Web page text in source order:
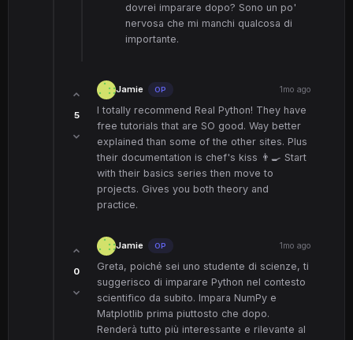
dovrei imparare dopo? Sono un po'
nervosa che mi manchi qualcosa di
importante.
5
Jamie OP 1mo ago
I totally recommend Real Python! They have
free tutorials that are SO good. Way better
explained than some of the other sites. Plus
their documentation is chef's kiss 👨‍🍳 Start
with their basics series then move to
projects. Gives you both theory and
practice.
0
Jamie OP 1mo ago
Greta, poiché sei uno studente di scienze, ti
suggerisco di imparare Python nel contesto
scientifico da subito. Impara NumPy e
Matplotlib prima piuttosto che dopo.
Renderà tutto più interessante e rilevante al